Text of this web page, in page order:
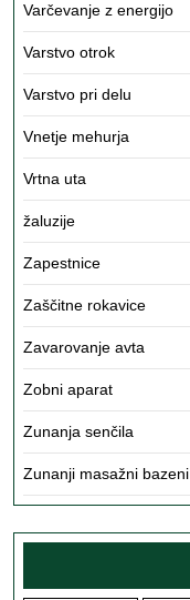
Varčevanje z energijo
Varstvo otrok
Varstvo pri delu
Vnetje mehurja
Vrtna uta
žaluzije
Zapestnice
Zaščitne rokavice
Zavarovanje avta
Zobni aparat
Zunanja senčila
Zunanji masažni bazeni